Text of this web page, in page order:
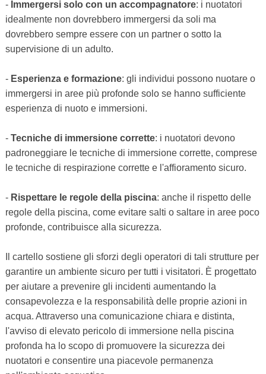
- Immergersi solo con un accompagnatore: i nuotatori
idealmente non dovrebbero immergersi da soli ma
dovrebbero sempre essere con un partner o sotto la
supervisione di un adulto.
- Esperienza e formazione: gli individui possono nuotare o
immergersi in aree più profonde solo se hanno sufficiente
esperienza di nuoto e immersioni.
- Tecniche di immersione corrette: i nuotatori devono
padroneggiare le tecniche di immersione corrette, comprese
le tecniche di respirazione corrette e l'affioramento sicuro.
- Rispettare le regole della piscina: anche il rispetto delle
regole della piscina, come evitare salti o saltare in aree poco
profonde, contribuisce alla sicurezza.
Il cartello sostiene gli sforzi degli operatori di tali strutture per
garantire un ambiente sicuro per tutti i visitatori. È progettato
per aiutare a prevenire gli incidenti aumentando la
consapevolezza e la responsabilità delle proprie azioni in
acqua. Attraverso una comunicazione chiara e distinta,
l'avviso di elevato pericolo di immersione nella piscina
profonda ha lo scopo di promuovere la sicurezza dei
nuotatori e consentire una piacevole permanenza